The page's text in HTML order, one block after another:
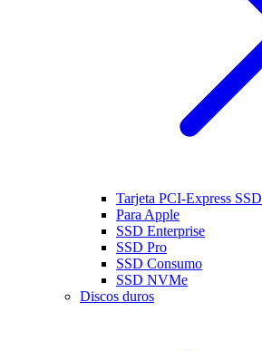
Tarjeta PCI-Express SSD
Para Apple
SSD Enterprise
SSD Pro
SSD Consumo
SSD NVMe
Discos duros